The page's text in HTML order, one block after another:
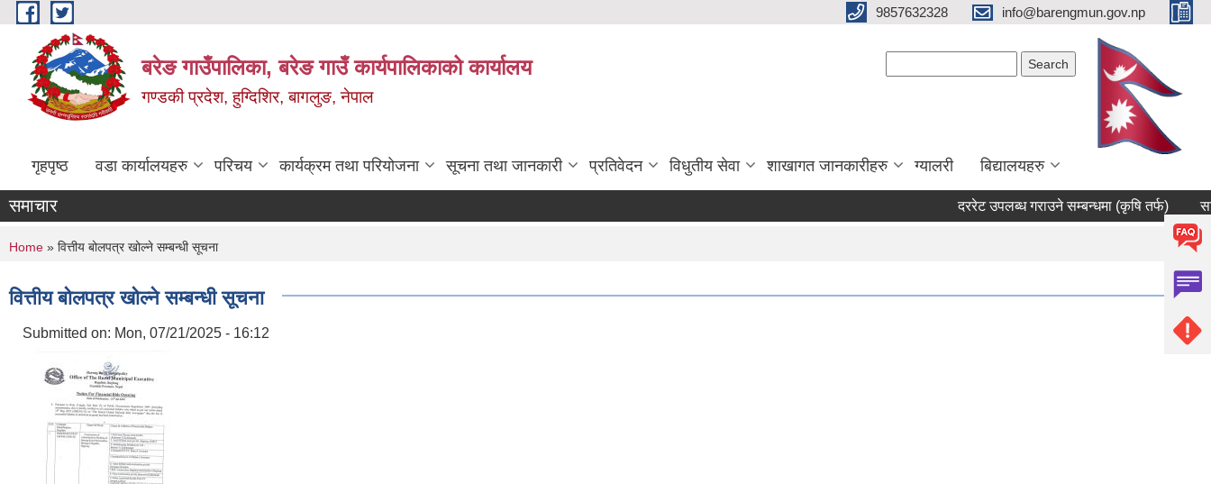
Skip to main content 9857632328 info@barengmun.gov.np
बरेङ गाउँपालिका, बरेङ गाउँ कार्यपालिकाको कार्यालय
गण्डकी प्रदेश, हुग्दिशिर, बागलुङ, नेपाल
गृहपृष्ठ वडा कार्यालयहरु परिचय कार्यक्रम तथा परियोजना सूचना तथा जानकारी प्रतिवेदन विधुतीय सेवा शाखागत जानकारीहरु ग्यालरी बिद्यालयहरु
समाचार दररेट उपलब्ध गराउने सम्बन्धमा (कृषि तर्फ)
You are here
Home » वित्तीय बोलपत्र खोल्ने सम्बन्धी सूचना
वित्तीय बोलपत्र खोल्ने सम्बन्धी सूचना
Submitted on: Mon, 07/21/2025 - 16:12